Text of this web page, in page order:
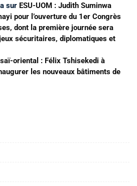
sur ESU-UOM : Judith Suminwa
pour l’ouverture du 1er Congrès
dont la première journée sera
sécuritaires, diplomatiques et
oriental : Félix Tshisekedi à
les nouveaux bâtiments de